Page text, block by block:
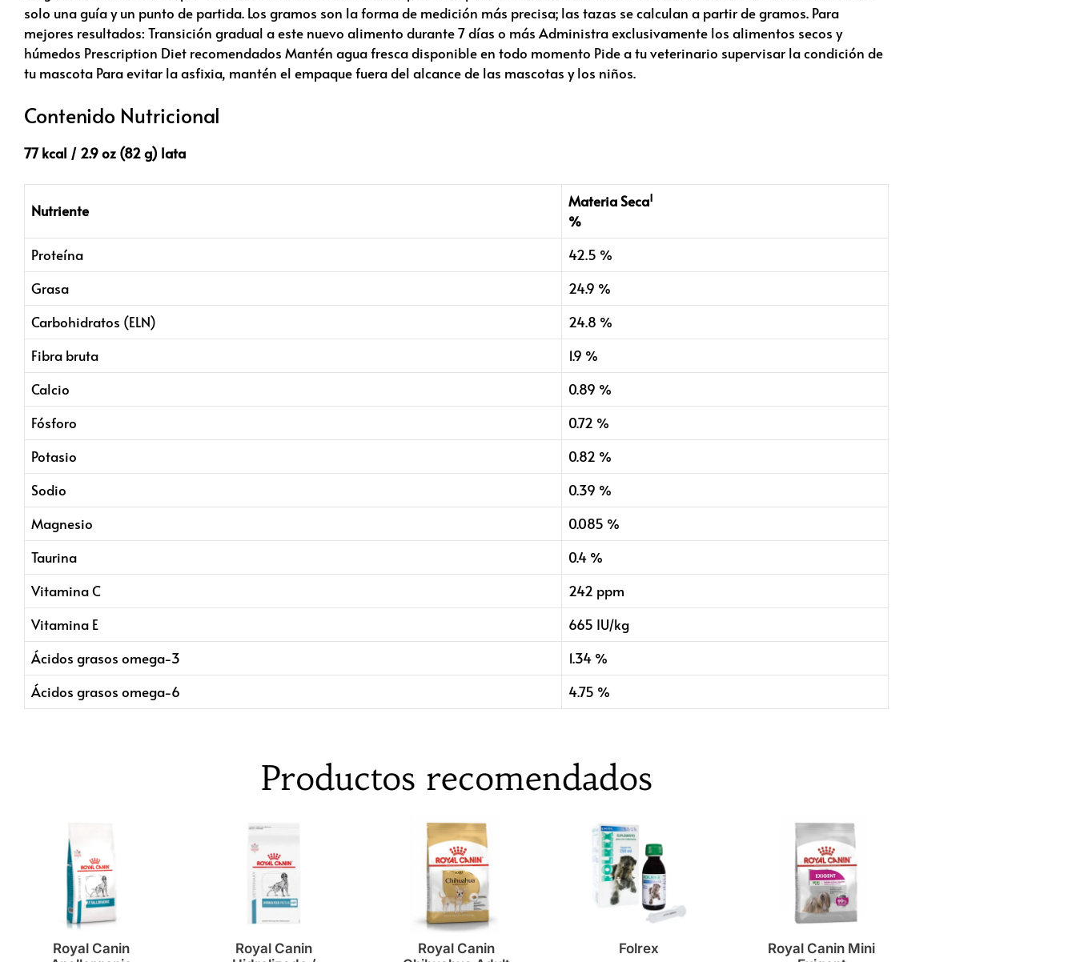
solo una guía y un punto de partida. Los gramos son la forma de medición más precisa; las tazas se calculan a partir de gramos. Para
mejores resultados: Transición gradual a este nuevo alimento durante 7 días o más Administra exclusivamente los alimentos secos y
húmedos Prescription Diet recomendados Mantén agua fresca disponible en todo momento Pide a tu veterinario supervisar la condición de
tu mascota Para evitar la asfixia, mantén el empaque fuera del alcance de las mascotas y los niños.
Contenido Nutricional
77 kcal / 2.9 oz (82 g) lata
Nutriente Materia Seca1
%
Proteína
42.5 %
Grasa
24.9 %
Carbohidratos (ELN)
24.8 %
Fibra bruta
1.9 %
Calcio
0.89 %
Fósforo
0.72 %
Potasio
0.82 %
Sodio
0.39 %
Magnesio
0.085 %
Taurina
0.4 %
Vitamina C
242 ppm
Vitamina E
665 IU/kg
Ácidos grasos omega-3
1.34 %
Ácidos grasos omega-6
4.75 %
Productos recomendados
Royal Canin
Royal Canin
Royal Canin
Folrex
Royal Canin Mini